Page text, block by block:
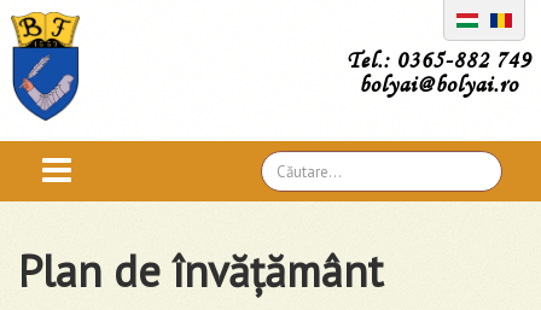
Tel.: 0365-882 749
bolyai@bolyai.ro
Căutare
...
Plan de învățământ